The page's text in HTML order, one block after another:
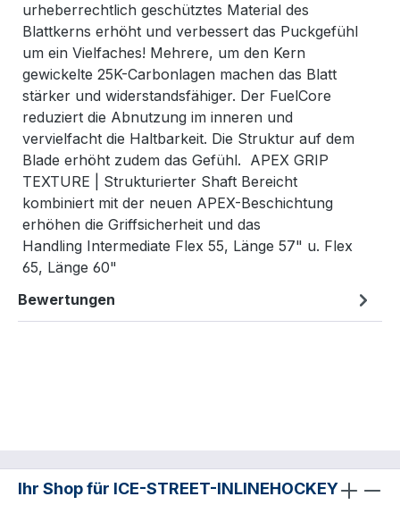
urheberrechtlich geschütztes Material des
Blattkerns erhöht und verbessert das Puckgefühl
um ein Vielfaches! Mehrere, um den Kern
gewickelte 25K-Carbonlagen machen das Blatt
stärker und widerstandsfähiger. Der FuelCore
reduziert die Abnutzung im inneren und
vervielfacht die Haltbarkeit. Die Struktur auf dem
Blade erhöht zudem das Gefühl. APEX GRIP
TEXTURE | Strukturierter Shaft Bereicht
kombiniert mit der neuen APEX-Beschichtung
erhöhen die Griffsicherheit und das
Handling Intermediate Flex 55, Länge 57" u. Flex
65, Länge 60"
Bewertungen
Ihr Shop für ICE-STREET-INLINEHOCKEY